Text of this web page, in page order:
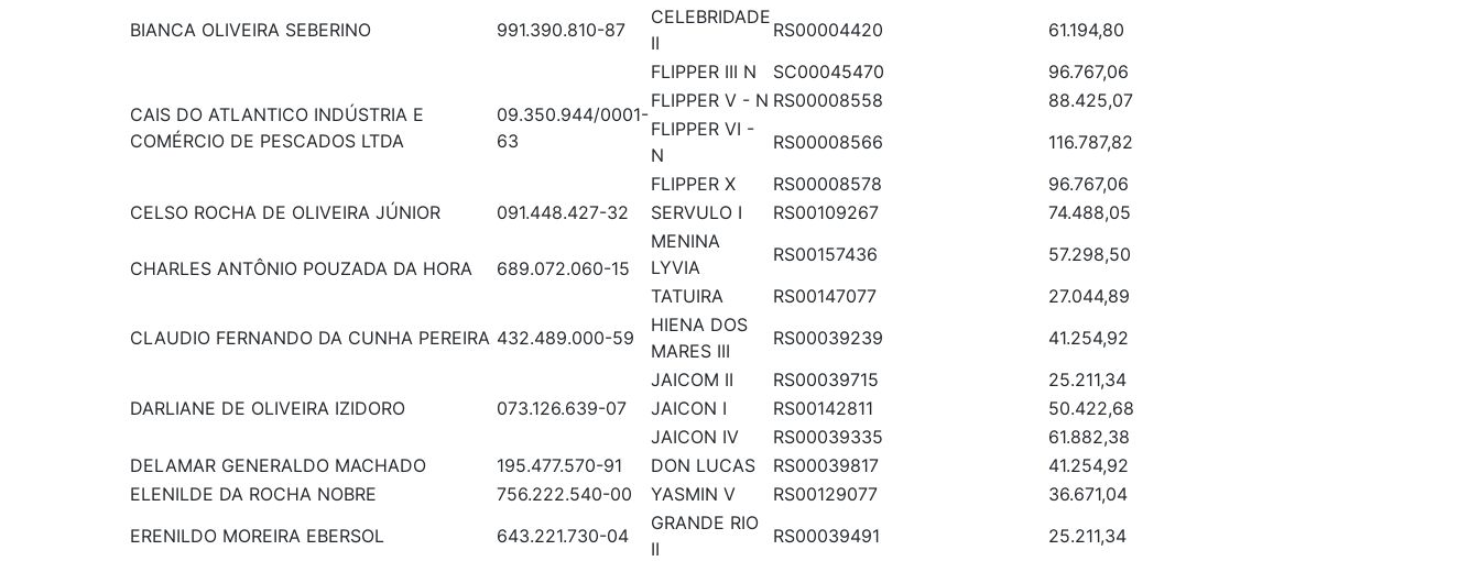
BIANCA OLIVEIRA SEBERINO 991.390.810-87
CELEBRIDADE
II
RS00004420 61.194,80
CAIS DO ATLANTICO INDÚSTRIA E
COMÉRCIO DE PESCADOS LTDA
09.350.944/0001-
63
FLIPPER III N SC00045470
96.767,06
FLIPPER V - N RS00008558
88.425,07
FLIPPER VI -
N
RS00008566
116.787,82
FLIPPER X
RS00008578
96.767,06
CELSO ROCHA DE OLIVEIRA JÚNIOR
091.448.427-32 SERVULO I RS00109267 74.488,05
CHARLES ANTÔNIO POUZADA DA HORA 689.072.060-15
MENINA
LYVIA
RS00157436
57.298,50
TATUIRA
RS00147077
27.044,89
CLAUDIO FERNANDO DA CUNHA PEREIRA 432.489.000-59
HIENA DOS
MARES III
RS00039239 41.254,92
DARLIANE DE OLIVEIRA IZIDORO 073.126.639-07
JAICOM II RS00039715
25.211,34
JAICON I
RS00142811
50.422,68
JAICON IV
RS00039335
61.882,38
DELAMAR GENERALDO MACHADO
195.477.570-91 DON LUCAS RS00039817
41.254,92
ELENILDE DA ROCHA NOBRE
756.222.540-00 YASMIN V RS00129077
36.671,04
ERENILDO MOREIRA EBERSOL
643.221.730-04
GRANDE RIO
II
RS00039491
25.211,34